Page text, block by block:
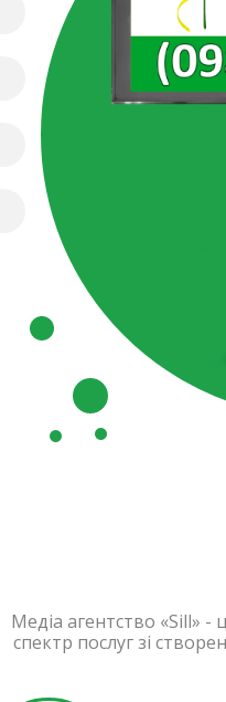
Медіа агентство «Sill»
спектр послуг зі